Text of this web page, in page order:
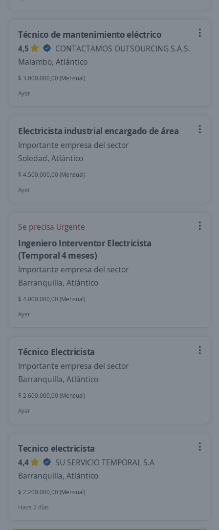
Técnico de mantenimiento eléctrico
4,5
CONTACTAMOS OUTSOURCING S.A.S.
Malambo, Atlántico
$ 3.000.000,00 (Mensual)
Ayer
Electricista industrial encargado de área
Importante empresa del sector
Soledad, Atlántico
$ 4.500.000,00 (Mensual)
Ayer
Se precisa Urgente
Ingeniero Interventor Electricista
(Temporal 4 meses)
Importante empresa del sector
Barranquilla, Atlántico
$ 4.000.000,00 (Mensual)
Ayer
Técnico Electricista
Importante empresa del sector
Barranquilla, Atlántico
$ 2.600.000,00 (Mensual)
Ayer
Tecnico electricista
4,4
SU SERVICIO TEMPORAL S.A
Barranquilla, Atlántico
$ 2.200.000,00 (Mensual)
Hace 2 días